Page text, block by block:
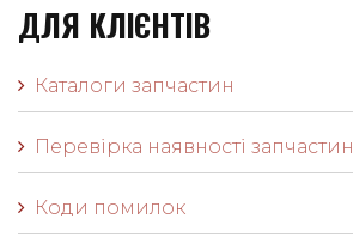
ДЛЯ КЛІЄНТІВ
Каталоги запчастин
Перевірка наявності запчастин
Коди помилок